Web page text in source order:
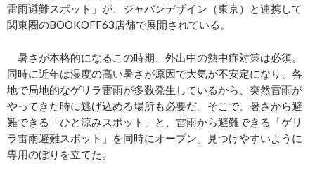
雷雨避難スポット」が、ジャパンデザイン（東京）と連携して
関東圏のBOOKOFF63店舗で展開されている。
暑さが本格的になるこの時期、外出中の熱中症対策は必須。
同時に近年は湿度の高い暑さが原因で大気が不安定になり、各
地で局地的なゲリラ雷雨が多数発生しているから、突然雷雨が
やってきた時に逃げ込める場所も必要だ。そこで、暑さから避
難できる「ひと涼みスポット」と、雷雨から避難できる「ゲリ
ラ雷雨避難スポット」を同時にオープン。見つけやすいように
専用のぼりを立てた。